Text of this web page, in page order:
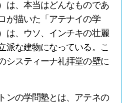
は、本当はどんなものであ
が描いた「アテナイの学
は、ウソ、インチキの壮麗
派な建物になっている。こ
システィーナ礼拝堂の壁に
ンの学問塾とは、アテネの